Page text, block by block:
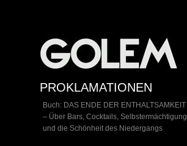
PROKLAMATIONEN
Buch: DAS ENDE DER ENTHALTSAMKEIT
– Über Bars, Cocktails, Selbstermächtigung
und die Schönheit des Niedergangs